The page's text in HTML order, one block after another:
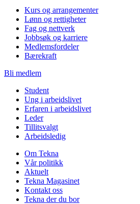
Kurs og arrangementer
Lønn og rettigheter
Fag og nettverk
Jobbsøk og karriere
Medlemsfordeler
Bærekraft
Bli medlem
Student
Ung i arbeidslivet
Erfaren i arbeidslivet
Leder
Tillitsvalgt
Arbeidsledig
Om Tekna
Vår politikk
Aktuelt
Tekna Magasinet
Kontakt oss
Tekna der du bor